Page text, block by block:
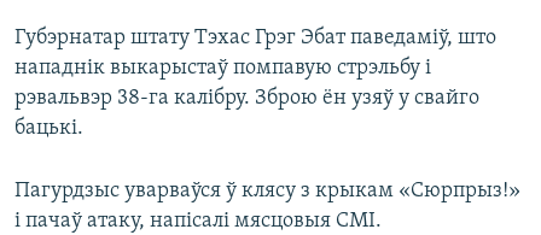
Губэрнатар штату Тэхас Грэг Эбат паведаміў, што
нападнік выкарыстаў помпавую стрэльбу і
рэвальвэр 38-га калібру. Зброю ён узяў у свайго
бацькі.
Пагурдзыс уварваўся ў клясу з крыкам «Сюрпрыз!»
і пачаў атаку, напісалі мясцовыя СМІ.